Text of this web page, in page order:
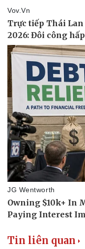
Doanh nghiệp
Thông tin doanh nghiệp
Doanh nghiệp 24h
Doanh nhân
Vì cộng đồng
Tin liên quan